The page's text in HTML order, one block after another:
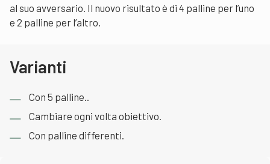
al suo avversario. Il nuovo risultato è di 4 palline per l’uno
e 2 palline per l’altro.
Varianti
Con 5 palline..
Cambiare ogni volta obiettivo.
Con palline differenti.